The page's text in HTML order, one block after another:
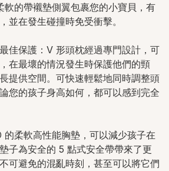
的帶襯墊側翼包裹您的小寶貝，有
並在發生碰撞時免受衝擊。
佳保護：V 形頭枕經過專門設計，可
在最壞的情況發生時保護他們的頸
提供空間。可快速輕鬆地同時調整頭
您的孩子身高如何，都可以感到完全
柔軟高性能胸墊，可以減少孩子在
子為安全的 5 點式安全帶帶來了更
可避免的混亂時刻，甚至可以將它們